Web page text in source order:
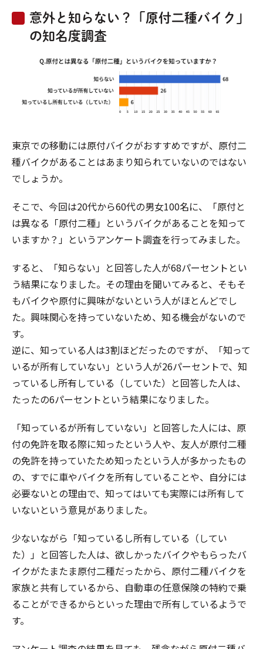
意外と知らない？「原付二種バイク」
の知名度調査
東京での移動には原付バイクがおすすめですが、原付二
種バイクがあることはあまり知られていないのではない
でしょうか。
そこで、今回は20代から60代の男女100名に、「原付と
は異なる「原付二種」というバイクがあることを知って
いますか？」というアンケート調査を行ってみました。
すると、「知らない」と回答した人が68パーセントとい
う結果になりました。その理由を聞いてみると、そもそ
もバイクや原付に興味がないという人がほとんどでし
た。興味関心を持っていないため、知る機会がないので
す。
逆に、知っている人は3割ほどだったのですが、「知って
いるが所有していない」という人が26パーセントで、知
っているし所有している（していた）と回答した人は、
たったの6パーセントという結果になりました。
「知っているが所有していない」と回答した人には、原
付の免許を取る際に知ったという人や、友人が原付二種
の免許を持っていたため知ったという人が多かったもの
の、すでに車やバイクを所有していることや、自分には
必要ないとの理由で、知ってはいても実際には所有して
いないという意見がありました。
少ないながら「知っているし所有している（してい
た）」と回答した人は、欲しかったバイクやもらったバ
イクがたまたま原付二種だったから、原付二種バイクを
家族と共有しているから、自動車の任意保険の特約で乗
ることができるからといった理由で所有しているようで
す。